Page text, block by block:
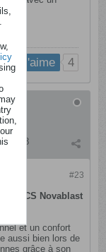
j'aime 4
678
#23
Novablast
et un confort
aussi bien lors de
grâce à son